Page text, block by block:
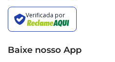
Baixe nosso App